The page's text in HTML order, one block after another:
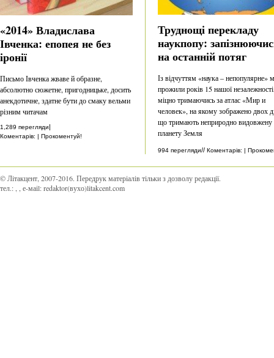
«2014» Владислава
Івченка: епопея не без
іронії
Письмо Івченка жваве й образне,
абсолютно сюжетне, пригодницьке, досить
анекдотичне, здатне бути до смаку вельми
різним читачам
1,289 перегляди|
Коментарів: | Прокоментуй!
Труднощі перекладу
наукпопу:
на останній потяг
Із відчуттям «наука – непопулярне»
прожили років 15 нашої
міцно тримаючись за атлас «Мир и
человек», на якому зображено двох
що тримають неприродно видовжену
планету Земля
994 перегляди// Коментарів: |
© Літакцент, 2007-2016. Передрук матеріалів тільки з дозволу редакції.
тел.:
, е-маіl:redaktor(вухо)litakcent.com